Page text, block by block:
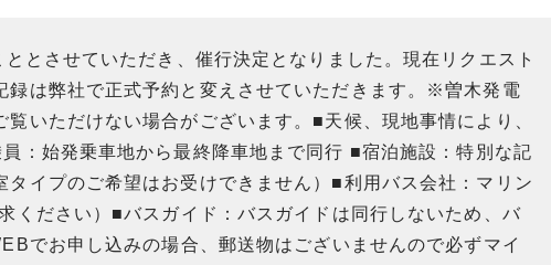
とさせていただき、催行決定となりました。現在リクエスト
録は弊社で正式予約と変えさせていただきます。※曽木発電
いただけない場合がございます。■天候、現地事情により、
：始発乗車地から最終降車地まで同行 ■宿泊施設：特別な記
イプのご希望はお受けできません）■利用バス会社：マリン
ください）■バスガイド：バスガイドは同行しないため、バ
でお申し込みの場合、郵送物はございませんので必ずマイ